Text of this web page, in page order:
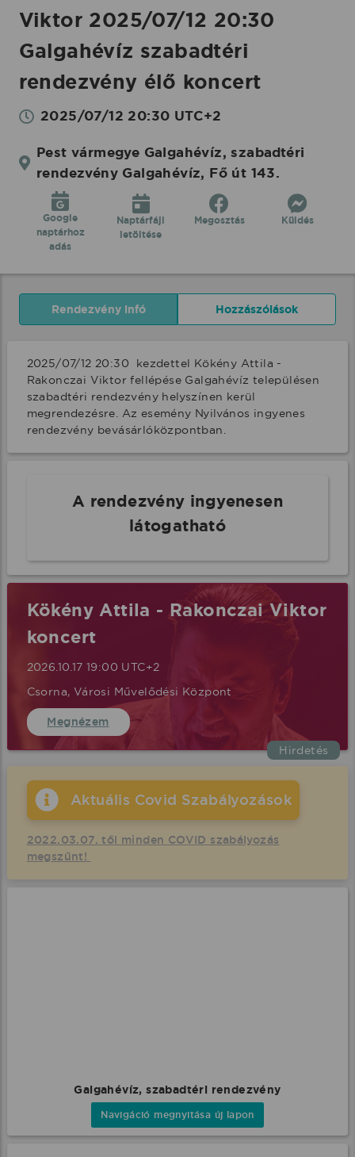
Viktor 2025/07/12 20:30
Galgahévíz szabadtéri
rendezvény élő koncert
2025/07/12 20:30 UTC+2
Pest vármegye Galgahévíz, szabadtéri
rendezvény Galgahévíz, Fő út 143.
Google
naptárhoz
adás
Naptárfájl
letöltése
Megosztás Küldés
Rendezvény infó Hozzászólások
2025/07/12 20:30  kezdettel Kökény Attila -
Rakonczai Viktor fellépése Galgahévíz településen
szabadtéri rendezvény helyszínen kerül
megrendezésre. Az esemény Nyilvános ingyenes
rendezvény bevásárlóközpontban.
A rendezvény ingyenesen
látogatható
Hirdetés
Kökény Attila - Rakonczai Viktor
koncert
2026.10.17 19:00 UTC+2
Csorna, Városi Művelődési Központ
Megnézem
Aktuális Covid Szabályozások
2022.03.07. től minden COVID szabályozás
megszűnt!
Galgahévíz, szabadtéri rendezvény
Navigáció megnyitása új lapon